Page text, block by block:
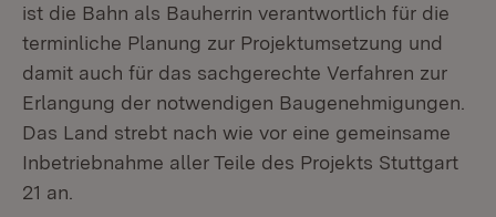
ist die Bahn als Bauherrin verantwortlich für die
terminliche Planung zur Projektumsetzung und
damit auch für das sachgerechte Verfahren zur
Erlangung der notwendigen Baugenehmigungen.
Das Land strebt nach wie vor eine gemeinsame
Inbetriebnahme aller Teile des Projekts Stuttgart
21 an.